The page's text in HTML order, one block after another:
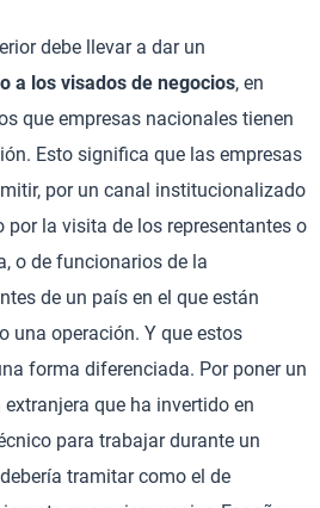
debe llevar a dar un
a los visados de negocios, en
que empresas nacionales tienen
Esto significa que las empresas
por un canal institucionalizado
por la visita de los representantes o
o de funcionarios de la
de un país en el que están
una operación. Y que estos
forma diferenciada. Por poner un
que ha invertido en
para trabajar durante un
tramitar como el de